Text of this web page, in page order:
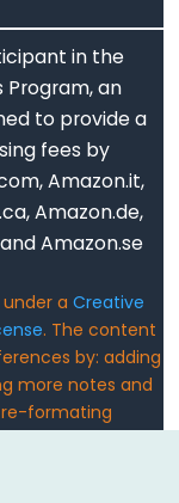
in the
Program, an
to provide a
fees by
Amazon.it,
Amazon.de,
Amazon.se
under aCreative
. The content
by: adding
more notes and
re-formating